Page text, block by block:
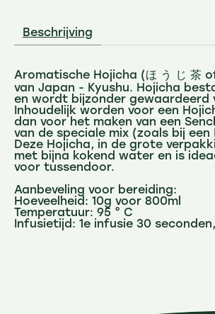
Beschrijving
Aromatische Hojicha (ほ う じ 茶
van Japan - Kyushu. Hojicha
en wordt bijzonder
Inhoudelijk worden voor een
dan voor het maken van een
van de speciale mix (zoals bij een
Deze Hojicha, in de grote
met bijna kokend water en is
voor tussendoor.
Aanbeveling voor bereiding:
Hoeveelheid: 10g voor 800ml
Temperatuur: 95 ° C
Infusietijd: 1e infusie 30